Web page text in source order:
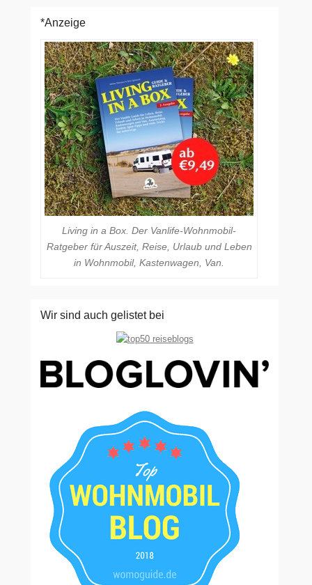
*Anzeige
Living in a Box. Der Vanlife-Wohnmobil-
Ratgeber für Auszeit, Reise, Urlaub und Leben
in Wohnmobil, Kastenwagen, Van.
Wir sind auch gelistet bei